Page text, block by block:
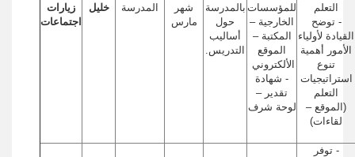
التعلم
- توضح
القيادة لأولياء
الأمور أهمية
تنوع
استراتيجيات
التعلم
(الموقع –
لقاءات)
للمؤسسات
الخارجية –
المكتبة –
الموقع
الألكتروني
- شهادة
تقدير –
لوحة شرف
بالمدرسة
حول
أساليب
التدريس.
شهر
مارس
المدرسة
خليل
زيارات
اجتماعات
- توفر